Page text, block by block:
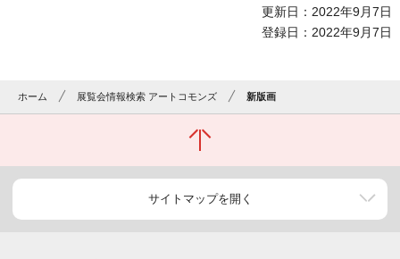
更新日：2022年9月7日
登録日：2022年9月7日
ホーム 展覧会情報検索 アートコモンズ 新版画
サイトマップを開く